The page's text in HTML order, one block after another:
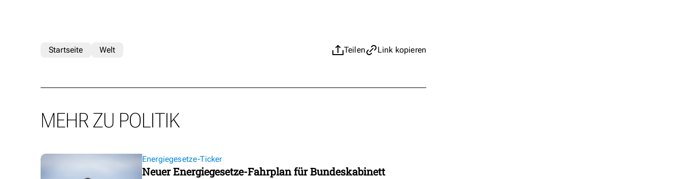
Teilen Link kopieren
Startseite Welt
MEHR ZU POLITIK
Energiegesetze-Ticker
Neuer Energiegesetze-Fahrplan für Bundeskabinett